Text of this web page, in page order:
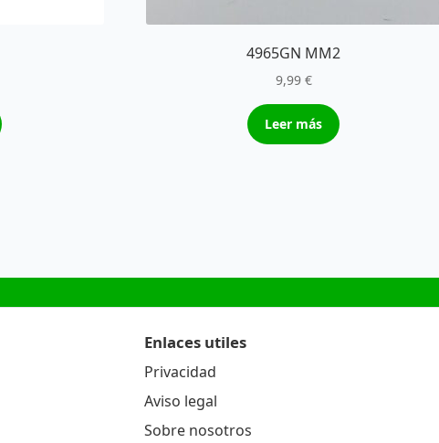
4965GN MM2
9,99 €
Leer más
Enlaces utiles
Privacidad
Aviso legal
Sobre nosotros